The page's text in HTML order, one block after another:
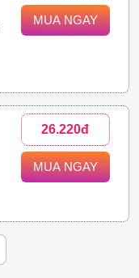
MUA NGAY
26.220đ
MUA NGAY